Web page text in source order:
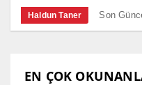
Haldun Taner Son
EN ÇOK